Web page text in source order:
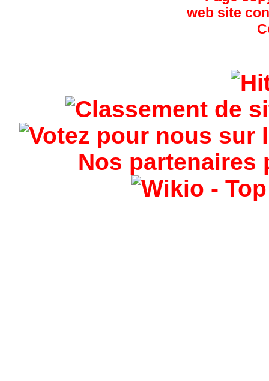
Nos partenaires